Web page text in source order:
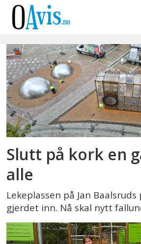
Emne:
lekeplass
Slutt på kork en
alle
Lekeplassen på Jan
gjerdet inn. Nå skal nytt